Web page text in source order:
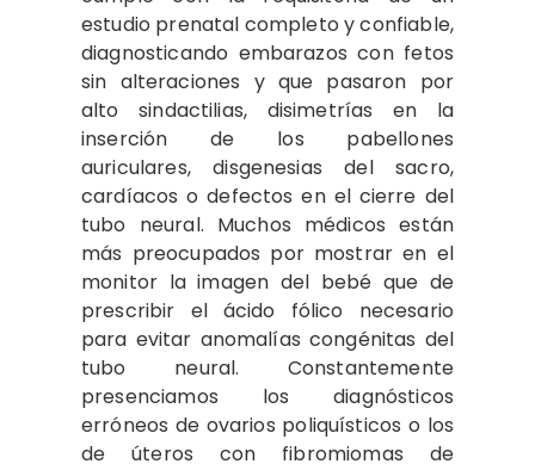
estudio prenatal completo y confiable,
diagnosticando embarazos con fetos
sin alteraciones y que pasaron por
alto sindactilias, disimetrías en la
inserción de los pabellones
auriculares, disgenesias del sacro,
cardíacos o defectos en el cierre del
tubo neural. Muchos médicos están
más preocupados por mostrar en el
monitor la imagen del bebé que de
prescribir el ácido fólico necesario
para evitar anomalías congénitas del
tubo neural. Constantemente
presenciamos los diagnósticos
erróneos de ovarios poliquísticos o los
de úteros con fibromiomas de